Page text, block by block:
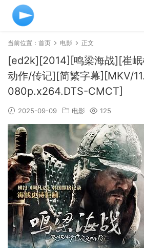
当前位置： 首页 电影 正文
[ed2k][2014][鸣梁海战][崔
动作/传记][简繁字幕][MKV/
080p.x264.DTS-CMCT]
2025-09-09 电影 125